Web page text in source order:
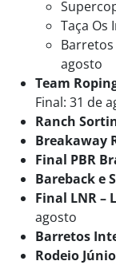
Taça Os
agosto
Team
Final: 31 de
Ranch
Breakaway
Final PBR
Bareback e
Final LNR –
agosto
Barretos
Rodeio